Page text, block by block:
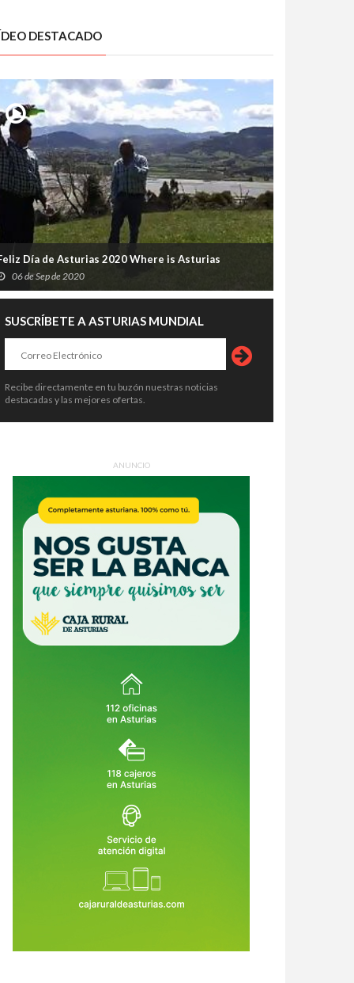
DESTACADO
Día de Asturias 2020 Where is Asturias
06 de Sep de 2020
SUSCRÍBETE A ASTURIAS MUNDIAL
Recibe directamente en tu buzón nuestras noticias
destacadas y las mejores ofertas.
ANUNCIO